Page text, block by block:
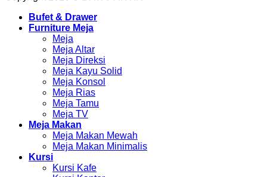
Bufet & Drawer
Furniture Meja
Meja
Meja Altar
Meja Direksi
Meja Kayu Solid
Meja Konsol
Meja Rias
Meja Tamu
Meja TV
Meja Makan
Meja Makan Mewah
Meja Makan Minimalis
Kursi
Kursi Kafe